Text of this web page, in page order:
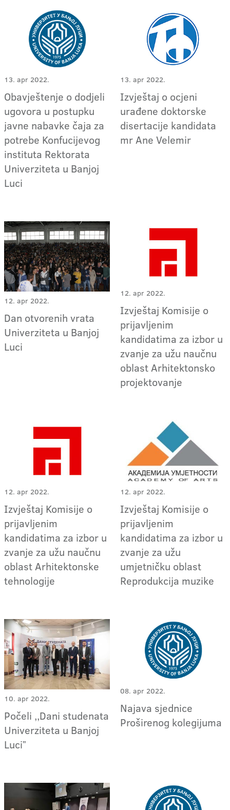
13. apr 2022.
Obavještenje o dodjeli
ugovora u postupku
javne nabavke čaja za
potrebe Konfucijevog
instituta Rektorata
Univerziteta u Banjoj
Luci
13. apr 2022.
Izvještaj o ocjeni
urađene doktorske
disertacije kandidata
mr Ane Velemir
12. apr 2022.
Dan otvorenih vrata
Univerziteta u Banjoj
Luci
12. apr 2022.
Izvještaj Komisije o
prijavljenim
kandidatima za izbor u
zvanje za užu naučnu
oblast Arhitektonsko
projektovanje
12. apr 2022.
Izvještaj Komisije o
prijavljenim
kandidatima za izbor u
zvanje za užu naučnu
oblast Arhitektonske
tehnologije
12. apr 2022.
Izvještaj Komisije o
prijavljenim
kandidatima za izbor u
zvanje za užu
umjetničku oblast
Reprodukcija muzike
10. apr 2022.
Počeli ,,Dani studenata
Univerziteta u Banjoj
Luciˮ
08. apr 2022.
Najava sjednice
Proširenog kolegijuma